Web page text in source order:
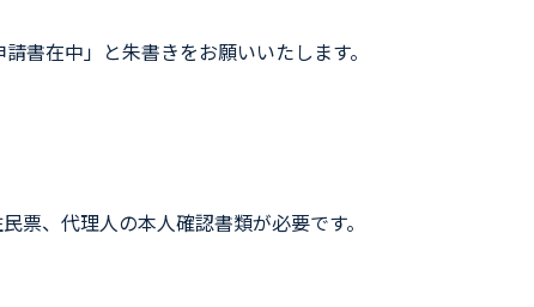
書在中」と朱書きをお願いいたします。
、代理人の本人確認書類が必要です。